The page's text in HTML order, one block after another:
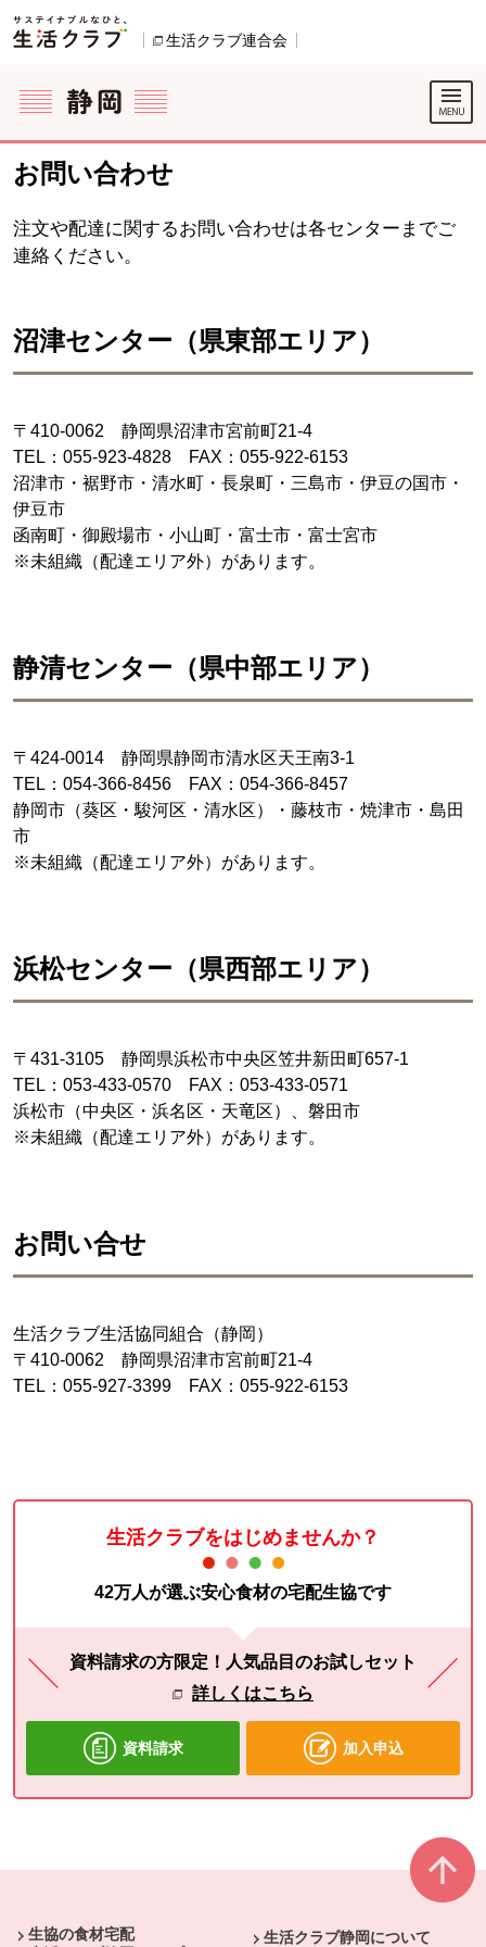
ページの先頭です。
生活クラブ連合会
ここからサイト内共通メニューです。
サイト内共通メニューをスキップする
サイト内共通メニューここまで。
お問い合わせ
注文や配達に関するお問い合わせは各センターまでご
連絡ください。
沼津センター（県東部エリア）
〒410-0062 静岡県沼津市宮前町21-4
TEL：055-923-4828 FAX：055-922-6153
沼津市・裾野市・清水町・長泉町・三島市・伊豆の国市・
伊豆市
函南町・御殿場市・小山町・富士市・富士宮市
※未組織（配達エリア外）があります。
静清センター（県中部エリア）
〒424-0014 静岡県静岡市清水区天王南3-1
TEL：054-366-8456 FAX：054-366-8457
静岡市（葵区・駿河区・清水区）・藤枝市・焼津市・島田
市
※未組織（配達エリア外）があります。
浜松センター（県西部エリア）
〒431-3105 静岡県浜松市中央区笠井新田町657-1
TEL：053-433-0570 FAX：053-433-0571
浜松市（中央区・浜名区・天竜区）、磐田市
※未組織（配達エリア外）があります。
お問い合せ
生活クラブ生活協同組合（静岡）
〒410-0062 静岡県沼津市宮前町21-4
TEL：055-927-3399 FAX：055-922-6153
生活クラブをはじめませんか？
42万人が選ぶ安心食材の宅配生協です
資料請求の方限定！人気品目のお試しセット
詳しくはこちら
資料請求 加入申込
生協の食材宅配
生活クラブ静岡について